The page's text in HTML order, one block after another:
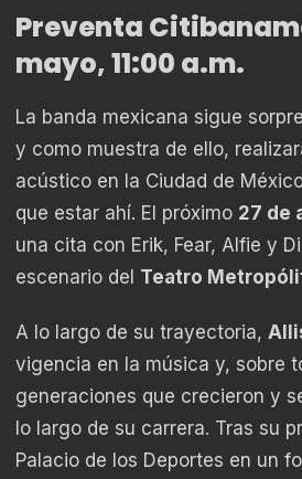
Preventa
mayo, 11:00 a.m.
La banda mexicana sigue
y como muestra de ello,
acústico en la Ciudad de
que estar ahí. El próximo 27 de
una cita con Erik, Fear, Alfie y
escenario del Teatro
A lo largo de su trayectoria,
vigencia en la música y, sobre
generaciones que crecieron y
lo largo de su carrera. Tras su
Palacio de los Deportes en un